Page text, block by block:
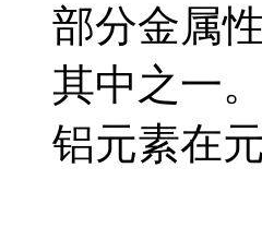
部分金属
其中之一
铝元素在